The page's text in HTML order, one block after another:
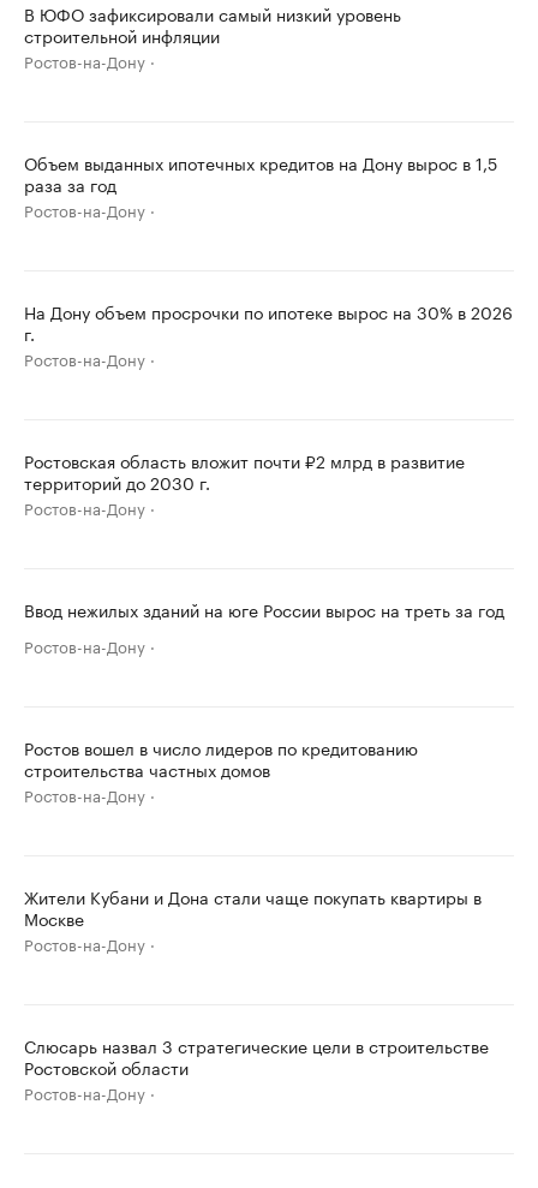
В ЮФО зафиксировали самый низкий уровень
строительной инфляции
Ростов-на-Дону
Объем выданных ипотечных кредитов на Дону вырос в 1,5
раза за год
Ростов-на-Дону
На Дону объем просрочки по ипотеке вырос на 30% в 2026
г.
Ростов-на-Дону
Ростовская область вложит почти ₽2 млрд в развитие
территорий до 2030 г.
Ростов-на-Дону
Ввод нежилых зданий на юге России вырос на треть за год
Ростов-на-Дону
Ростов вошел в число лидеров по кредитованию
строительства частных домов
Ростов-на-Дону
Жители Кубани и Дона стали чаще покупать квартиры в
Москве
Ростов-на-Дону
Слюсарь назвал 3 стратегические цели в строительстве
Ростовской области
Ростов-на-Дону